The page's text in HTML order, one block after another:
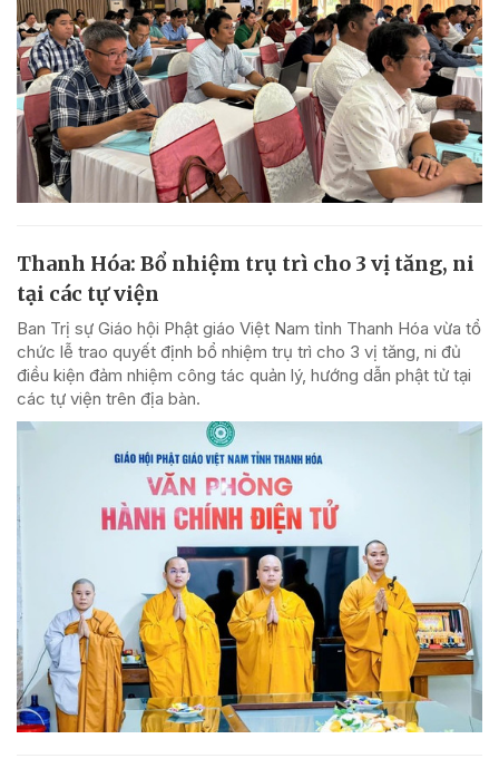
Thanh Hóa: Bổ nhiệm trụ trì cho 3 vị tăng, ni
tại các tự viện
Ban Trị sự Giáo hội Phật giáo Việt Nam tỉnh Thanh Hóa vừa tổ
chức lễ trao quyết định bổ nhiệm trụ trì cho 3 vị tăng, ni đủ
điều kiện đảm nhiệm công tác quản lý, hướng dẫn phật tử tại
các tự viện trên địa bàn.